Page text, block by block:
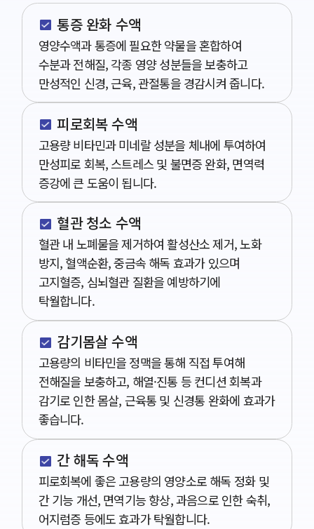
통증 완화 수액
영양수액과 통증에 필요한 약물을 혼합하여
수분과 전해질, 각종 영양 성분들을 보충하고
만성적인 신경, 근육, 관절통을 경감시켜 줍니다.
피로회복 수액
고용량 비타민과 미네랄 성분을 체내에 투여하여
만성피로 회복, 스트레스 및 불면증 완화, 면역력
증강에 큰 도움이 됩니다.
혈관 청소 수액
혈관 내 노폐물을 제거하여 활성산소 제거, 노화
방지, 혈액순환, 중금속 해독 효과가 있으며
고지혈증, 심뇌혈관 질환을 예방하기에
탁월합니다.
감기몸살 수액
고용량의 비타민을 정맥을 통해 직접 투여해
전해질을 보충하고, 해열·진통 등 컨디션 회복과
감기로 인한 몸살, 근육통 및 신경통 완화에 효과가
좋습니다.
간 해독 수액
피로회복에 좋은 고용량의 영양소로 해독 정화 및
간 기능 개선, 면역기능 향상, 과음으로 인한 숙취,
어지럼증 등에도 효과가 탁월합니다.